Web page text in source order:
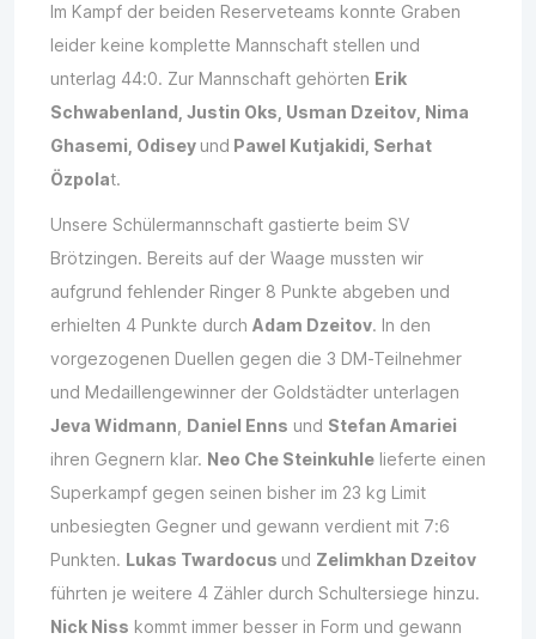
Im Kampf der beiden Reserveteams konnte Graben
leider keine komplette Mannschaft stellen und
unterlag 44:0. Zur Mannschaft gehörten Erik
Schwabenland, Justin Oks, Usman Dzeitov, Nima
Ghasemi, Odisey und Pawel Kutjakidi, Serhat
Özpolat.
Unsere Schülermannschaft gastierte beim SV
Brötzingen. Bereits auf der Waage mussten wir
aufgrund fehlender Ringer 8 Punkte abgeben und
erhielten 4 Punkte durch Adam Dzeitov. In den
vorgezogenen Duellen gegen die 3 DM-Teilnehmer
und Medaillengewinner der Goldstädter unterlagen
Jeva Widmann Daniel Enns und Stefan Amariei
ihren Gegnern klar. Neo Che Steinkuhle lieferte einen
Superkampf gegen seinen bisher im 23 kg Limit
unbesiegten Gegner und gewann verdient mit 7:6
Punkten. Lukas Twardocus und Zelimkhan Dzeitov
führten je weitere 4 Zähler durch Schultersiege hinzu.
Nick Niss kommt immer besser in Form und gewann